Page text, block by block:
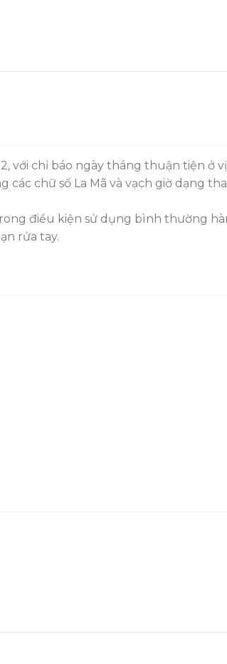
với chỉ báo ngày tháng thuận tiện ở
chữ số La Mã và vạch giờ dạng
điều kiện sử dụng bình thường
rửa tay.